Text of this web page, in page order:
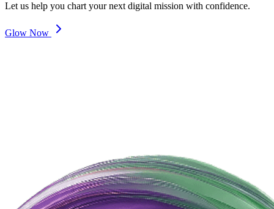
Let us help you chart your next digital mission with confidence.
Glow Now